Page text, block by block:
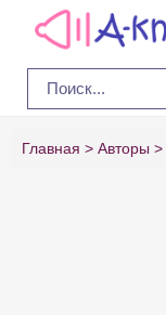
Главная Авторы